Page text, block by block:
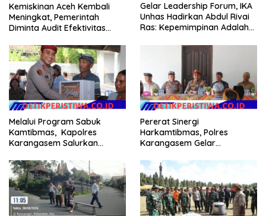
Kemiskinan Aceh Kembali
Meningkat, Pemerintah
Diminta Audit Efektivitas
Gelar Leadership Forum, IKA
Unhas Hadirkan Abdul Rivai
Ras: Kepemimpinan Adalah
Melalui Program Sabuk
Kamtibmas, Kapolres
Karangasem Salurkan
Warga Kurang Mampu
Pererat Sinergi
Harkamtibmas, Polres
Karangasem Gelar
Kamtibmas di Dangin Sema II